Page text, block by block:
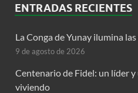
ENTRADAS RECIENTES
La Conga de Yunay ilumina
9 de agosto de 2026
Centenario de Fidel: un líder
viviendo